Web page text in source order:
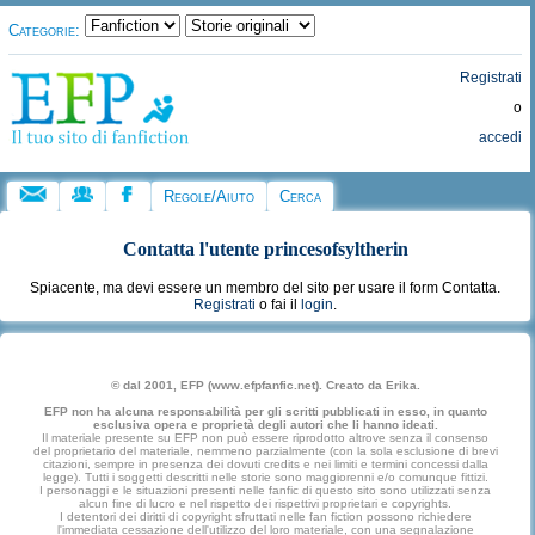
Categorie:
Registrati
o
accedi
Regole/Aiuto Cerca
Contatta l'utente princesofsyltherin
Spiacente, ma devi essere un membro del sito per usare il form Contatta.
Registrati o fai il login.
© dal 2001, EFP (www.efpfanfic.net). Creato da Erika.
EFP non ha alcuna responsabilità per gli scritti pubblicati in esso, in quanto
esclusiva opera e proprietà degli autori che li hanno ideati.
Il materiale presente su EFP non può essere riprodotto altrove senza il consenso
del proprietario del materiale, nemmeno parzialmente (con la sola esclusione di brevi
citazioni, sempre in presenza dei dovuti credits e nei limiti e termini concessi dalla
legge). Tutti i soggetti descritti nelle storie sono maggiorenni e/o comunque fittizi.
I personaggi e le situazioni presenti nelle fanfic di questo sito sono utilizzati senza
alcun fine di lucro e nel rispetto dei rispettivi proprietari e copyrights.
I detentori dei diritti di copyright sfruttati nelle fan fiction possono richiedere
l'immediata cessazione dell'utilizzo del loro materiale, con una segnalazione